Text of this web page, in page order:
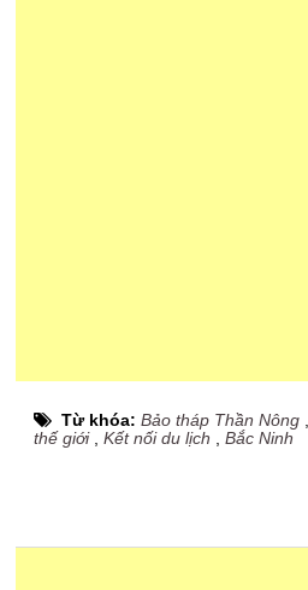
Từ khóa:Bảo tháp Thần Nông
thế giới,Kết nối du lịch ,Bắc Ninh